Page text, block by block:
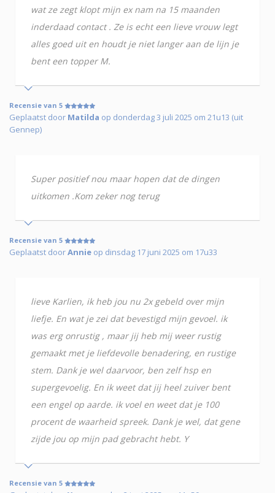
wat ze zegt klopt mijn ex nam na 15 maanden
inderdaad contact . Ze is echt een lieve vrouw legt
alles goed uit en houdt je niet langer aan de lijn je
bent een topper M.
Recensie van 5
Geplaatst door Matilda op donderdag 3 juli 2025 om 21u13 (uit
Gennep)
Super positief nou maar hopen dat de dingen
uitkomen .Kom zeker nog terug
Recensie van 5
Geplaatst doorAnnie op dinsdag 17 juni 2025 om 17u33
lieve Karlien, ik heb jou nu 2x gebeld over mijn
liefje. En wat je zei dat bevestigd mijn gevoel. ik
was erg onrustig , maar jij heb mij weer rustig
gemaakt met je liefdevolle benadering, en rustige
stem. Dank je wel daarvoor, ben zelf hsp en
supergevoelig. En ik weet dat jij heel zuiver bent
een engel op aarde. ik voel en weet dat je 100
procent de waarheid spreek. Dank je wel, dat gene
zijde jou op mijn pad gebracht hebt. Y
Recensie van 5